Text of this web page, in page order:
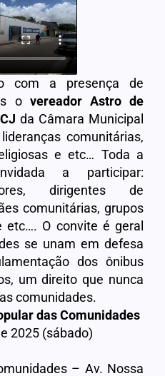
com a presença de
o vereador Astro de
da Câmara Municipal
comunitárias,
e etc… Toda a
a participar:
dirigentes de
comunitárias, grupos
etc…. O convite é geral
se unam em defesa
dos ônibus
um direito que nunca
comunidades.
das Comunidades
2025 (sábado)
– Av. Nossa